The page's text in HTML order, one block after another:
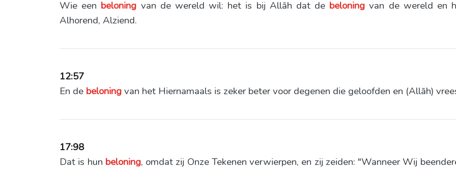
Wie een beloning van de wereld wil: het is bij Allāh dat de beloning van de wereld en
Alhorend, Alziend.
12:57
En de beloningvan het Hiernamaals is zeker beter voor degenen die geloofden en (Allāh)
17:98
Dat is hun beloning, omdat zij Onze Tekenen verwierpen, en zij zeiden: "Wanneer Wij